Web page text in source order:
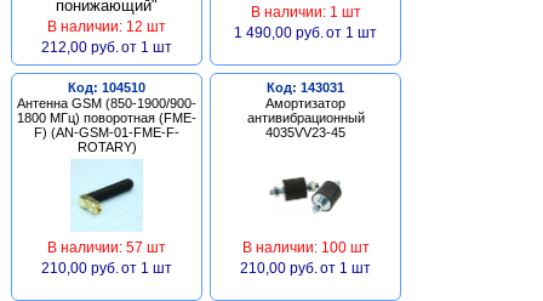
В наличии: 12 шт
212,00 руб. от 1 шт
В наличии: 1 шт
1 490,00 руб. от 1 шт
Код: 104510
Антенна GSM (850-1900/900-
1800 МГц) поворотная (FME-
F) (AN-GSM-01-FME-F-
ROTARY)
В наличии: 57 шт
210,00 руб. от 1 шт
Код: 143031
Амортизатор
антивибрационный
4035VV23-45
В наличии: 100 шт
210,00 руб. от 1 шт